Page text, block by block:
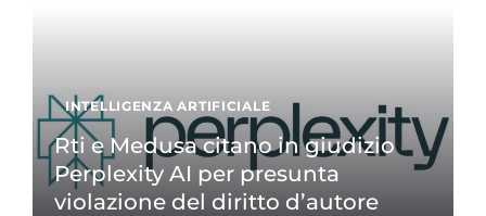
INTELLIGENZA ARTIFICIALE
Rti e Medusa citano in giudizio
Perplexity AI per presunta
violazione del diritto d’autore